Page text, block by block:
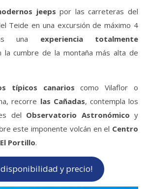
jeepspor las carreteras del
Teide en una excursión de máximo 4
una experiencia totalmente
la cumbre de la montaña más alta de
típicos canarios como Vilaflor o
recorre las Cañadas, contempla los
del Observatorio Astronómico y
este imponente volcán en el Centro
Portillo.
disponibilidad y precio!